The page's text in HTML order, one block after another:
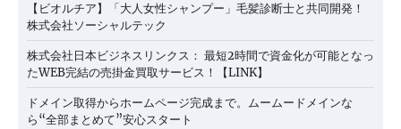
【ビオルチア】「大人女性シャンプー」毛髪診断士と共同開発！
株式会社ソーシャルテック
株式会社日本ビジネスリンクス： 最短2時間で資金化が可能となっ
たWEB完結の売掛金買取サービス！【LINK】
ドメイン取得からホームページ完成まで。ムームードメインな
ら“全部まとめて”安心スタート